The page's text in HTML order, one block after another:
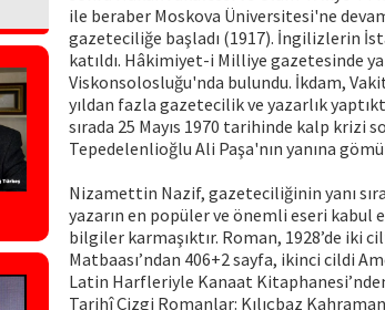
ile beraber Moskova Üniversitesi'ne
gazeteciliğe başladı (1917). İngilizlerin
katıldı. Hâkimiyet-i Milliye gazetesinde
Viskonsolosluğu'nda bulundu. İkdam,
yıldan fazla gazetecilik ve yazarlık
sırada 25 Mayıs 1970 tarihinde kalp krizi
Tepedelenlioğlu Ali Paşa'nın yanına
Nizamettin Nazif, gazeteciliğinin yanı
yazarın en popüler ve önemli eseri
bilgiler karmaşıktır. Roman, 1928’de iki
Matbaası’ndan 406+2 sayfa, ikinci cildi
Latin Harfleriyle Kanaat
Tarihî Çizgi Romanlar: Kılıçbaz